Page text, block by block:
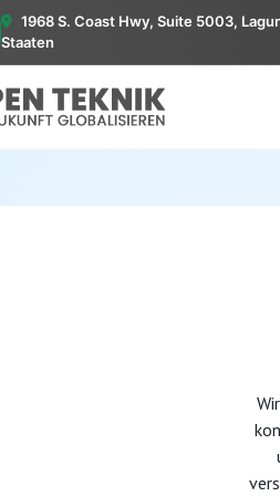
1968 S. Coast Hwy, Suite 5003,
Staaten